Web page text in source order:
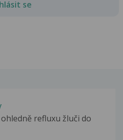
se
refluxu žluči do